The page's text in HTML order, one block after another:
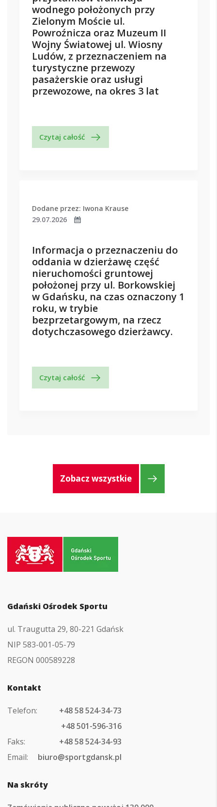
wodnego położonych przy
Zielonym Moście ul.
Powroźnicza oraz Muzeum II
Wojny Światowej ul. Wiosny
Ludów, z przeznaczeniem na
turystyczne przewozy
pasażerskie oraz usługi
przewozowe, na okres 3 lat
Czytaj całość
Dodane przez: Iwona Krause
29.07.2026
Informacja o przeznaczeniu do
oddania w dzierżawę część
nieruchomości gruntowej
położonej przy ul. Borkowskiej
w Gdańsku, na czas oznaczony 1
roku, w trybie
bezprzetargowym, na rzecz
dotychczasowego dzierżawcy.
Czytaj całość
Zobacz wszystkie
strony
Gdański Ośrodek Sportu
ul. Traugutta 29, 80-221 Gdańsk
NIP 583-001-05-79
REGON 000589228
Kontakt
Telefon:
+48 58 524-34-73
+48 501-596-316
Faks:
+48 58 524-34-93
Email:
biuro@sportgdansk.pl
Na skróty